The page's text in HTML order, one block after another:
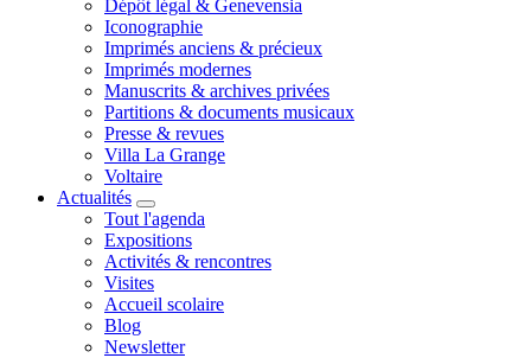
Dépôt légal & Genevensia
Iconographie
Imprimés anciens & précieux
Imprimés modernes
Manuscrits & archives privées
Partitions & documents musicaux
Presse & revues
Villa La Grange
Voltaire
Actualités
Tout l'agenda
Expositions
Activités & rencontres
Visites
Accueil scolaire
Blog
Newsletter